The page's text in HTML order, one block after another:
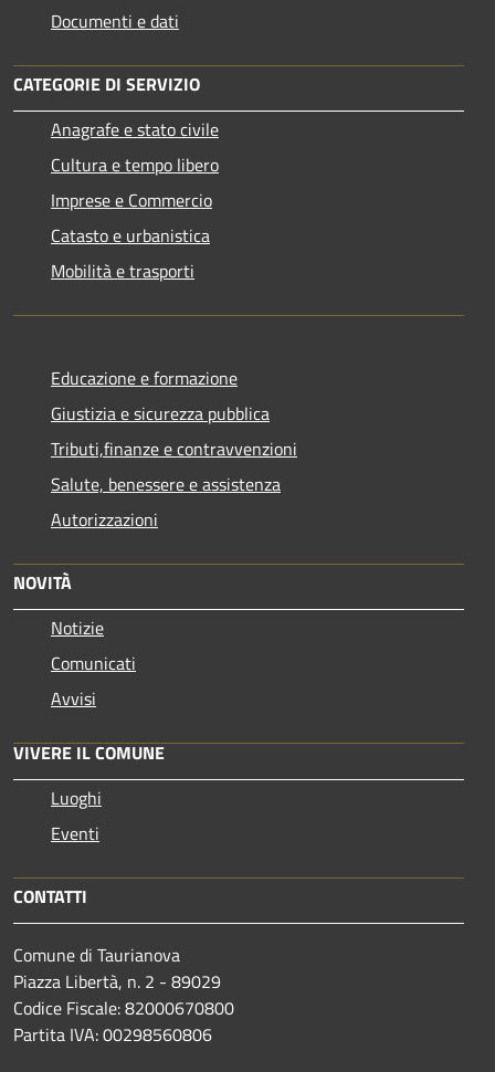
Documenti e dati
CATEGORIE DI SERVIZIO
Anagrafe e stato civile
Cultura e tempo libero
Imprese e Commercio
Catasto e urbanistica
Mobilità e trasporti
Educazione e formazione
Giustizia e sicurezza pubblica
Tributi,finanze e contravvenzioni
Salute, benessere e assistenza
Autorizzazioni
NOVITÀ
Notizie
Comunicati
Avvisi
VIVERE IL COMUNE
Luoghi
Eventi
CONTATTI
Comune di Taurianova
Piazza Libertà, n. 2 - 89029
Codice Fiscale: 82000670800
Partita IVA: 00298560806